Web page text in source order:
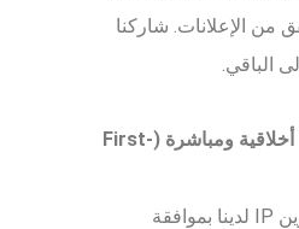
من الإعلانات. شاركنا
الباقي.
4. شبكة عناوين IP أخلاقية ومباشرة (First-
يتم جمع جميع عناوين IP لدينا بموافقة